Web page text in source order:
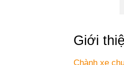
Giới
Chành xe